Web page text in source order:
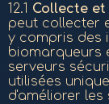
12.1 Collecte
peut collecter
y compris des
biomarqueurs
serveurs
utilisées
d'améliorer les